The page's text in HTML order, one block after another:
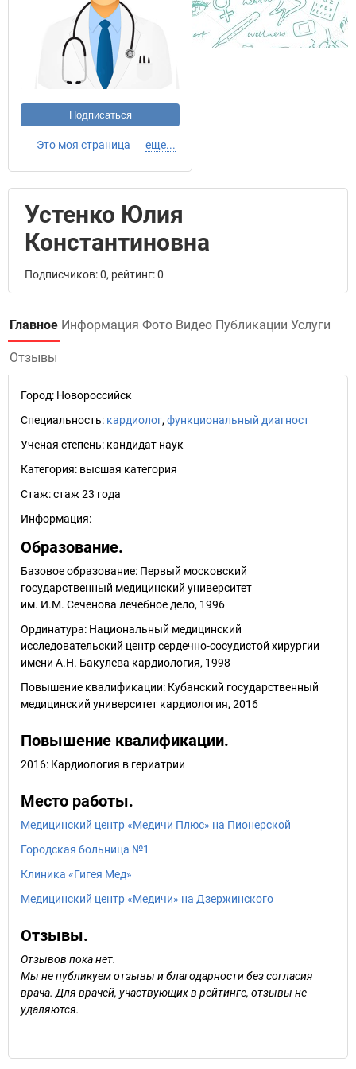
Подписаться
Это моя страница еще...
Устенко Юлия
Константиновна
Подписчиков: 0, рейтинг: 0
Главное Информация Фото Видео Публикации Услуги
Отзывы
Город: Новороссийск
Специальность: кардиолог, функциональный диагност
Ученая степень: кандидат наук
Категория: высшая категория
Стаж:стаж 23 года
Информация:
Образование.
Базовое образование: Первый московский
государственный медицинский университет
им. И.М. Сеченова лечебное дело, 1996
Ординатура: Национальный медицинский
исследовательский центр сердечно-сосудистой хирургии
имени А.Н. Бакулева кардиология, 1998
Повышение квалификации: Кубанский государственный
медицинский университет кардиология, 2016
Повышение квалификации.
2016: Кардиология в гериатрии
Место работы.
Медицинский центр «Медичи Плюс» на Пионерской
Городская больница №1
Клиника «Гигея Мед»
Медицинский центр «Медичи» на Дзержинского
Отзывы.
Отзывов пока нет.
Мы не публикуем отзывы и благодарности без согласия
врача. Для врачей, участвующих в рейтинге, отзывы не
удаляются.